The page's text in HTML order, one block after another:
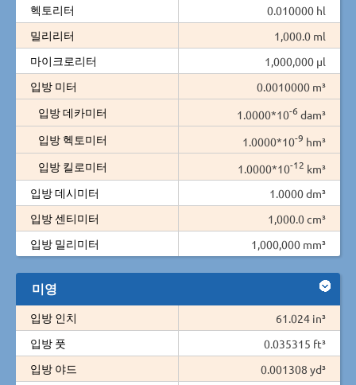
헥토리터
0.010000 hl
밀리리터
1,000.0 ml
마이크로리터
1,000,000 µl
입방 미터
0.0010000 m³
입방 데카미터
1.0000*10-6 dam³
입방 헥토미터
1.0000*10-9 hm³
입방 킬로미터
1.0000*10-12 km³
입방 데시미터
1.0000 dm³
입방 센티미터
1,000.0 cm³
입방 밀리미터
1,000,000 mm³
미영
입방 인치
61.024 in³
입방 풋
0.035315 ft³
입방 야드
0.001308 yd³